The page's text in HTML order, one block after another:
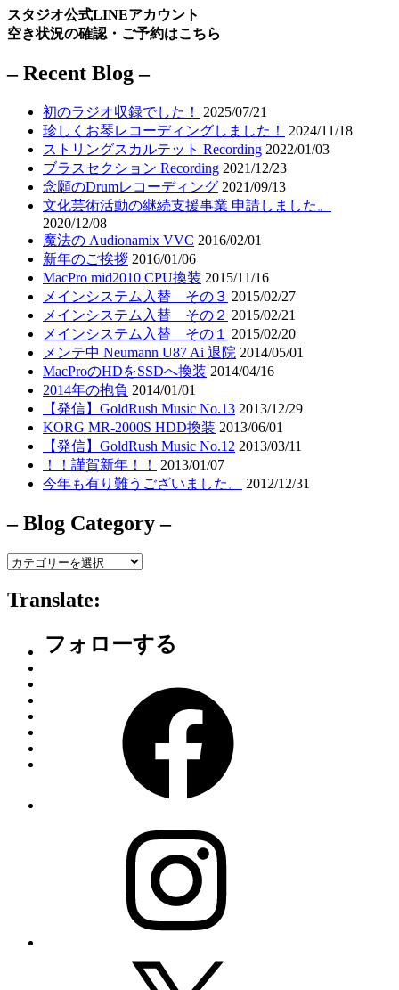
スタジオ公式LINEアカウント
空き状況の確認・ご予約はこちら
– Recent Blog –
初のラジオ収録でした！
2025/07/21
珍しくお琴レコーディングしました！
2024/11/18
ストリングスカルテット Recording 2022/01/03
ブラスセクション Recording 2021/12/23
念願のDrumレコーディング 2021/09/13
文化芸術活動の継続支援事業 申請しました。
2020/12/08
魔法の Audionamix VVC 2016/02/01
新年のご挨拶 2016/01/06
MacPro mid2010 CPU換装 2015/11/16
メインシステム入替 その３ 2015/02/27
メインシステム入替 その２ 2015/02/21
メインシステム入替 その１
2015/02/20
メンテ中 Neumann U87 Ai 退院 2014/05/01
MacProのHDをSSDへ換装 2014/04/16
2014年の抱負 2014/01/01
【発信】GoldRush Music No.13 2013/12/29
KORG MR-2000S HDD換装 2013/06/01
【発信】GoldRush Music No.12 2013/03/11
！！謹賀新年！！
2013/01/07
今年も有り難うございました。
2012/12/31
– Blog Category –
–
Category
–
Translate:
フォローする